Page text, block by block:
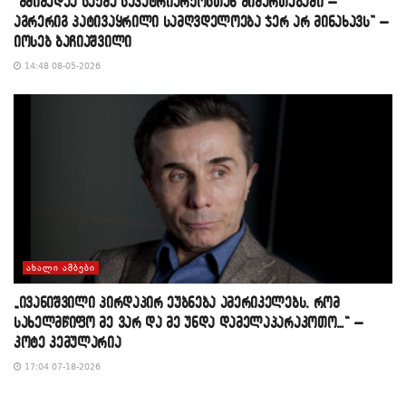
აგრერიგ პატივაყრილი სამღვდელოება ჯერ არ მინახავს” –
იოსებ ბაჩიაშვილი
14:48 08-05-2026
ᲐᲮᲐᲚᲘ ᲐᲛᲑᲔᲑᲘ
„ივანიშვილი პირდაპირ ეუბნება ამერიკელებს, რომ
სახელმწიფო მე ვარ და მე უნდა დამელაპარაკოთო…“ –
კოტე კემულარია
17:04 07-18-2026